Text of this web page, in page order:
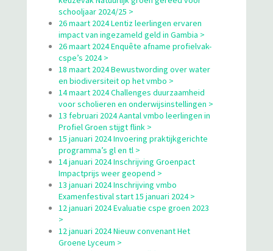
schooljaar 2024/25 >
26 maart 2024 Lentiz leerlingen ervaren
impact van ingezameld geld in Gambia >
26 maart 2024 Enquête afname profielvak-
cspe’s 2024 >
18 maart 2024 Bewustwording over water
en biodiversiteit op het vmbo >
14 maart 2024 Challenges duurzaamheid
voor scholieren en onderwijsinstellingen >
13 februari 2024 Aantal vmbo leerlingen in
Profiel Groen stijgt flink >
15 januari 2024 Invoering praktijkgerichte
programma’s gl en tl >
14 januari 2024 Inschrijving Groenpact
Impactprijs weer geopend >
13 januari 2024 Inschrijving vmbo
Examenfestival start 15 januari 2024 >
12 januari 2024 Evaluatie cspe groen 2023
>
12 januari 2024 Nieuw convenant Het
Groene Lyceum >